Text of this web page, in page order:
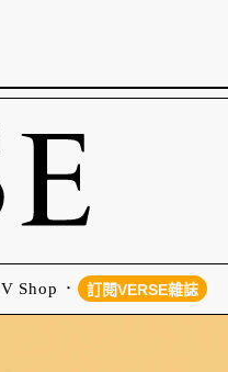
V Shop 訂閱VERSE雜誌